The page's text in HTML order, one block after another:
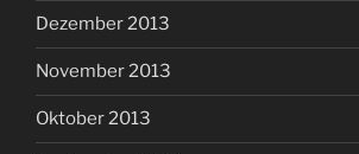
Dezember 2013
November 2013
Oktober 2013